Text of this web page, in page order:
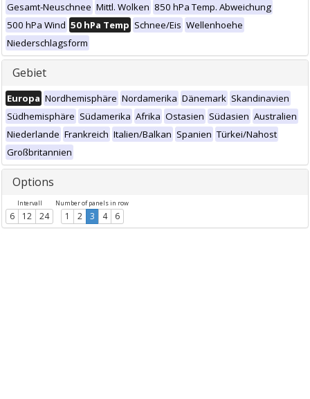
Gesamt-Neuschnee Mittl. Wolken 850 hPa Temp. Abweichung
500 hPa Wind 50 hPa Temp Schnee/Eis Wellenhoehe
Niederschlagsform
Gebiet
Europa Nordhemisphäre Nordamerika Dänemark Skandinavien
Südhemisphäre Südamerika Afrika Ostasien Südasien Australien
Niederlande Frankreich Italien/Balkan Spanien Türkei/Nahost
Großbritannien
Options
Intervall
6 12 24
Number of panels in row
1 2 3 4 6